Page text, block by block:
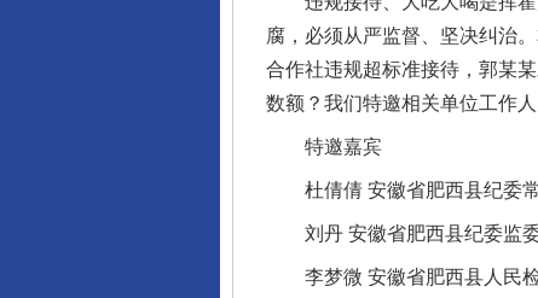
腐，必须从严监督、坚决纠治
合作社违规超标准接待，郭某
数额？我们特邀相关单位工作人
特邀嘉宾
杜倩倩 安徽省肥西县纪委
刘丹 安徽省肥西县纪委监委
李梦微 安徽省肥西县人民检